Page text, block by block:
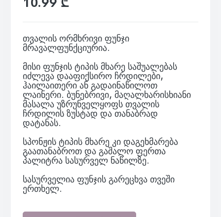
თვალის ორმხრივი ფუნჯი
მრავალფუნქციურია.
მისი ფუნჯის ტიპის მხარე საშუალებას
იძლევა დააფიქსირო ჩრდილები,
ჰაილაითერი ან გადაინაწილოთ
ლაინერი. ბუნებრივი, მაღალხარისხიანი
მასალა უზრუნველყოფს თვალის
ჩრდილის ზუსტად და თანაბრად
დატანას.
სპონჟის ტიპის მხარე კი დაგეხმარება
გაათანაბროთ და გაშალო ფერთა
პალიტრა სასურველ ნაწილზე.
სასურველია ფუნჯის გარეცხვა თვეში
ერთხელ.